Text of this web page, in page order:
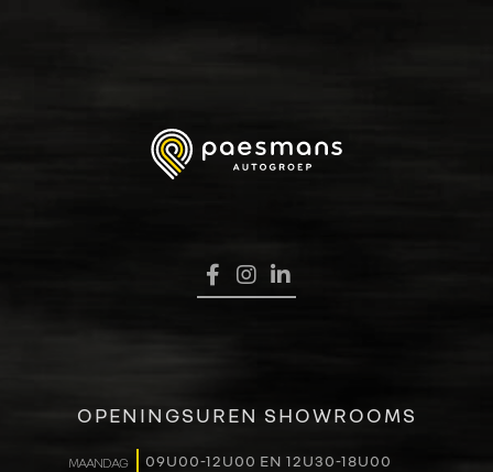
RENAULT PRO+
OPENINGSUREN SHOWROOMS
MAANDAG 09U00-12U00 EN 12U30-18U00